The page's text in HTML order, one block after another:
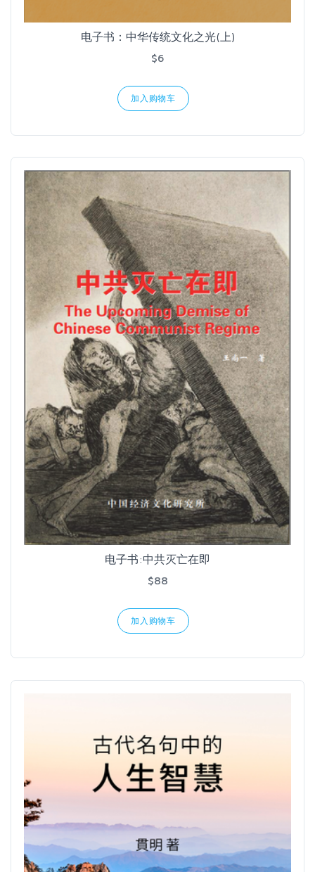
电子书：中华传统文化之光(上)
$6
加入购物车
电子书:中共灭亡在即
$88
加入购物车